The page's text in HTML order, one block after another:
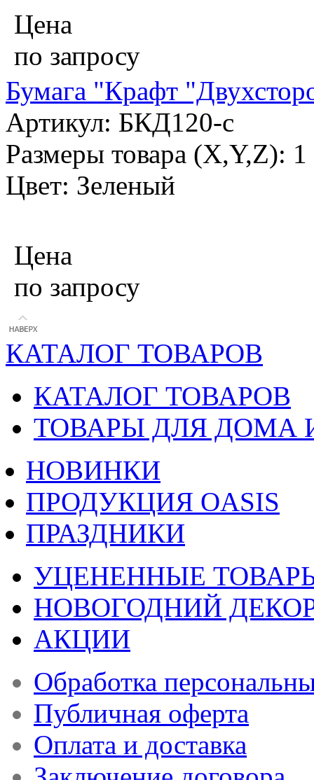
Цена
по запросу
Бумага "Крафт
Артикул: БКД120-с
Размеры товара (X,Y,Z):
Цвет: Зеленый
Цена
по запросу
КАТАЛОГ ТОВАРОВ
КАТАЛОГ ТОВАРОВ
ТОВАРЫ ДЛЯ ДОМА
НОВИНКИ
ПРОДУКЦИЯ OASIS
ПРАЗДНИКИ
УЦЕНЕННЫЕ
НОВОГОДНИЙ
АКЦИИ
Обработка
Публичная оферта
Оплата и доставка